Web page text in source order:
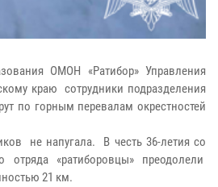
ОМОН «Ратибор» Управления
краю сотрудники подразделения
по горным перевалам окрестностей
не напугала. В честь 36-летия со
отряда «ратиборовцы» преодолели
21 км.